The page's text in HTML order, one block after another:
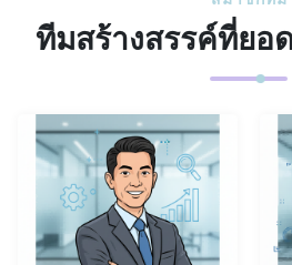
ทีมสร้างสรรค์ที่ยอ